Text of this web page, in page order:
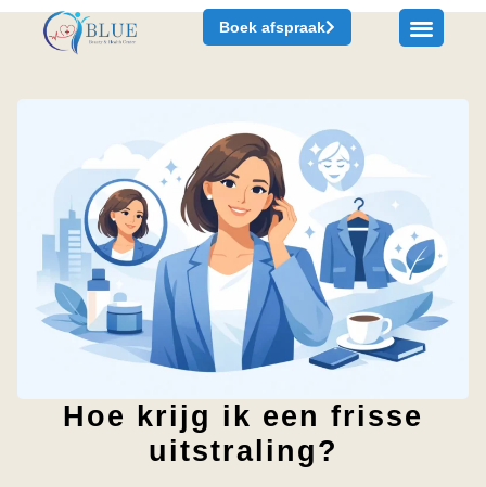
Boek afspraak
Hoe krijg ik een frisse
uitstraling?